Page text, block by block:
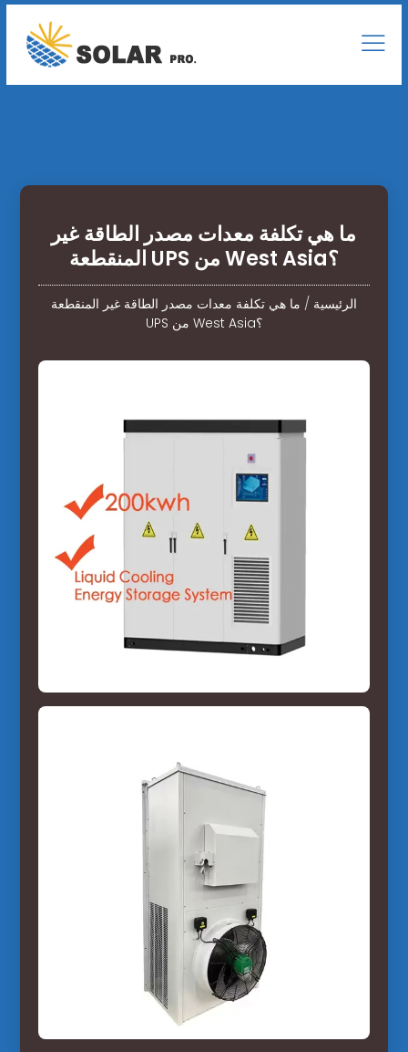
ما هي تكلفة معدات مصدر الطاقة غير
المنقطعة UPS من West Asia؟
الرئيسية / ما هي تكلفة معدات مصدر الطاقة غير المنقطعة
UPS من West Asia؟